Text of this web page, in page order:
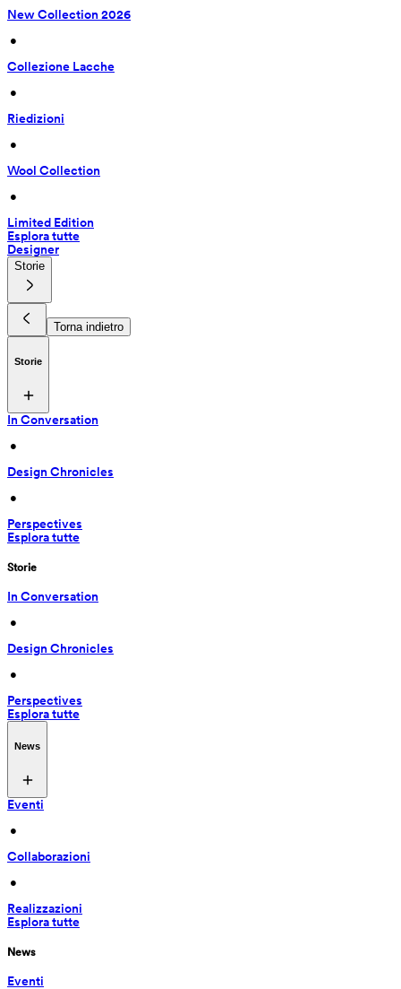
New Collection 2026
•
Collezione Lacche
•
Riedizioni
•
Wool Collection
•
Limited Edition
Esplora tutte
Designer
Storie
Torna indietro
Storie
In Conversation
•
Design Chronicles
•
Perspectives
Esplora tutte
Storie
In Conversation
•
Design Chronicles
•
Perspectives
Esplora tutte
News
Eventi
•
Collaborazioni
•
Realizzazioni
Esplora tutte
News
Eventi